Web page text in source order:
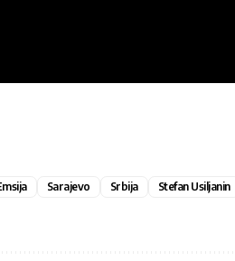
Sarajevo Srbija Stefan Usiljanin